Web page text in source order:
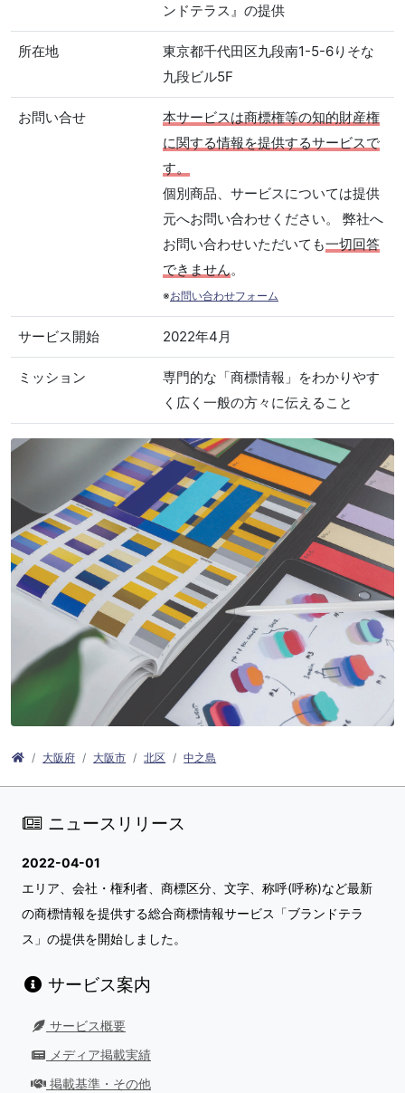
ンドテラス』の提供
所在地
東京都千代田区九段南1-5-6りそな
九段ビル5F
お問い合せ
本サービスは商標権等の知的財産権
に関する情報を提供するサービスで
す。
個別商品、サービスについては提供
元へお問い合わせください。 弊社へ
お問い合わせいただいても一切回答
できません。
※お問い合わせフォーム
サービス開始 2022年4月
ミッション
専門的な「商標情報」をわかりやす
く広く一般の方々に伝えること
大阪府 大阪市 北区 中之島
ニュースリリース
2022-04-01
エリア、会社・権利者、商標区分、文字、称呼(呼称)など最新
の商標情報を提供する総合商標情報サービス「ブランドテラ
ス」の提供を開始しました。
サービス案内
サービス概要
メディア掲載実績
掲載基準・その他